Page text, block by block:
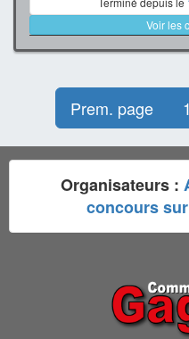
Voir les
Prem. page 1
Organisateurs :
concours